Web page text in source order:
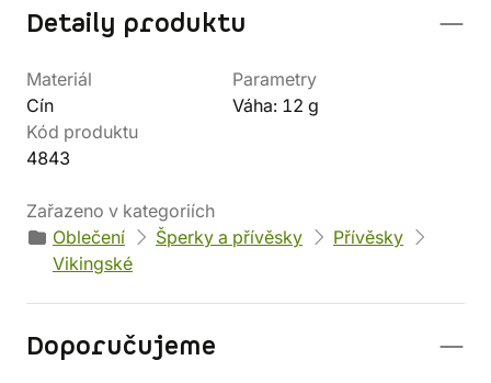
Detaily produktu
Materiál
Cín
Parametry
Váha: 12 g
Kód produktu
4843
Zařazeno v kategoriích
Oblečení
Šperky a přívěsky
Přívěsky
Vikingské
Doporučujeme